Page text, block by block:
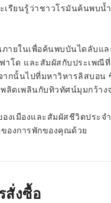
เรียนรู้ว่าชาวโรมันค้นพบน้
ายในเพื่อค้นพบบันไดลับแ
าโด และสัมผัสกับประเพ
ากนั้นไปที่มหาวิหารลิสบอ
ดเพลินกับทิวทัศน์มุมกว้าง
งเมืองและสัมผัสชีวิตประ
องการพักของคุณด้วย
สั่งซื้อ